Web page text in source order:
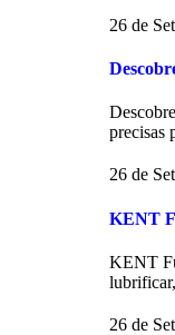
26 de
precisas
26 de
KENT
KENT
26 de